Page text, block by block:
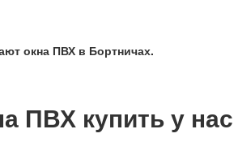
окна ПВХ в Бортничах.
ПВХ купить у нас